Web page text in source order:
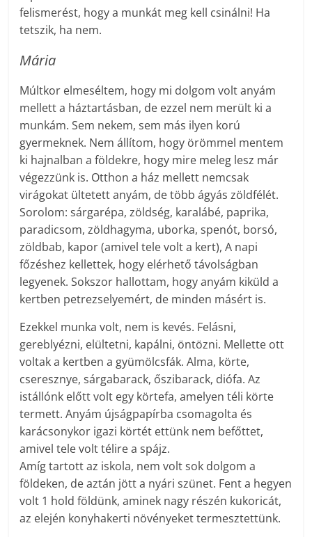
felismerést, hogy a munkát meg kell csinálni! Ha
tetszik, ha nem.
Mária
Múltkor elmeséltem, hogy mi dolgom volt anyám
mellett a háztartásban, de ezzel nem merült ki a
munkám. Sem nekem, sem más ilyen korú
gyermeknek. Nem állítom, hogy örömmel mentem
ki hajnalban a földekre, hogy mire meleg lesz már
végezzünk is. Otthon a ház mellett nemcsak
virágokat ültetett anyám, de több ágyás zöldfélét.
Sorolom: sárgarépa, zöldség, karalábé, paprika,
paradicsom, zöldhagyma, uborka, spenót, borsó,
zöldbab, kapor (amivel tele volt a kert), A napi
főzéshez kellettek, hogy elérhető távolságban
legyenek. Sokszor hallottam, hogy anyám kiküld a
kertben petrezselyemért, de minden másért is.
Ezekkel munka volt, nem is kevés. Felásni,
gereblyézni, elültetni, kapálni, öntözni. Mellette ott
voltak a kertben a gyümölcsfák. Alma, körte,
cseresznye, sárgabarack, őszibarack, diófa. Az
istállónk előtt volt egy körtefa, amelyen téli körte
termett. Anyám újságpapírba csomagolta és
karácsonykor igazi körtét ettünk nem befőttet,
amivel tele volt télire a spájz.
Amíg tartott az iskola, nem volt sok dolgom a
földeken, de aztán jött a nyári szünet. Fent a hegyen
volt 1 hold földünk, aminek nagy részén kukoricát,
az elején konyhakerti növényeket termesztettünk.